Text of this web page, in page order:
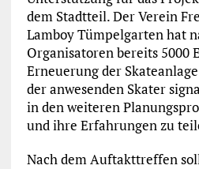
dem Stadtteil. Der Verein
Lamboy Tümpelgarten hat
Organisatoren bereits 5000
Erneuerung der
der anwesenden Skater
in den weiteren
und ihre Erfahrungen zu
Nach dem Auftakttreffen